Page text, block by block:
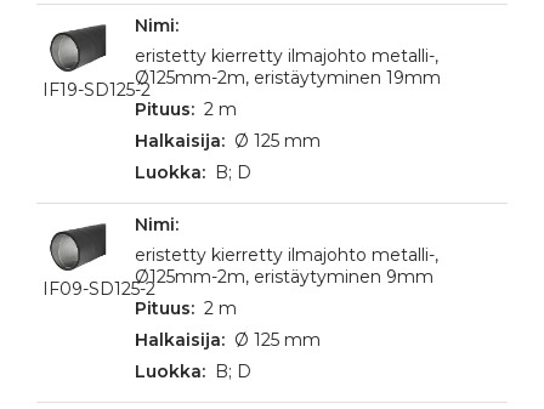
IF19-SD125-2
eristetty kierretty ilmajohto metalli-,
Ø125mm-2m, eristäytyminen 19mm
2 m
Ø 125 mm
B; D
IF09-SD125-2
eristetty kierretty ilmajohto metalli-,
Ø125mm-2m, eristäytyminen 9mm
2 m
Ø 125 mm
B; D